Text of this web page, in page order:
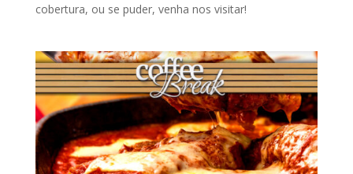
cobertura, ou se puder, venha nos visitar!